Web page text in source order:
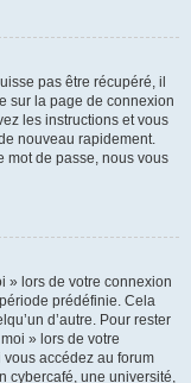
pas être récupéré, il
sur la page de connexion
les instructions et vous
nouveau rapidement.
mot de passe, nous vous
» lors de votre connexion
prédéfinie. Cela
d’autre. Pour rester
» lors de votre
vous accédez au forum
cybercafé, une université,